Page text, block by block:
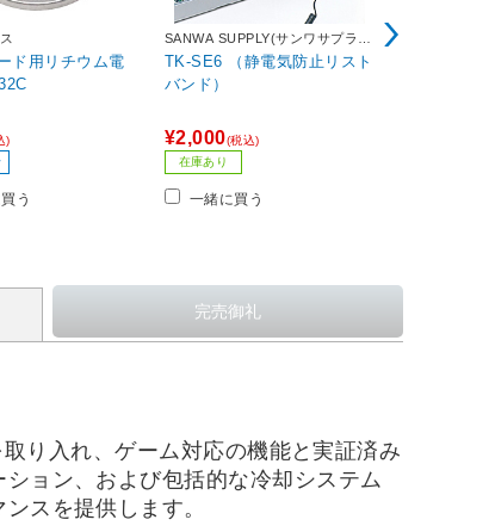
ド用リチウム電
)
う
SANWA SUPPLY(サンワサプラ
イ)
TK-SE6 （静電気防止リスト
バンド）
¥2,000(税込)
在庫あり
一緒に買う
カスタム
り入れ、ゲーム対応の機能と実証済み
ョン、および包括的な冷却システム
スを提供します。